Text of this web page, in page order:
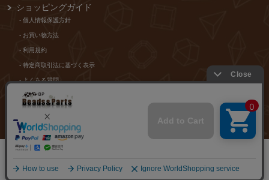
ショッピングガイド
- 個⼈情報保護⽅針
- お買い物⽅法
- 利⽤規約
- 特定商取引法に基づく表⽰
- よくある質問
- 当店からのメールが届かないお客様
店舗紹介
©2020 ビーピークラフト株式会社